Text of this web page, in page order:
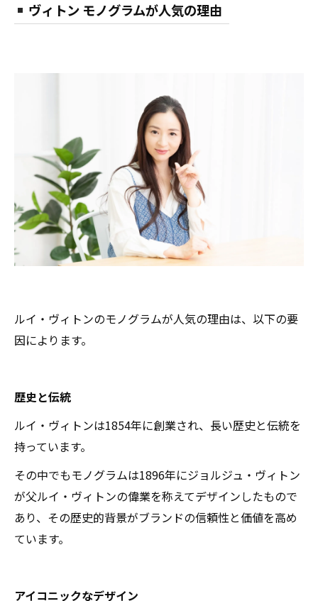
ヴィトン モノグラムが人気の理由
ルイ・ヴィトンのモノグラムが人気の理由は、以下の要
因によります。
歴史と伝統
ルイ・ヴィトンは1854年に創業され、長い歴史と伝統を
持っています。
その中でもモノグラムは1896年にジョルジュ・ヴィトン
が父ルイ・ヴィトンの偉業を称えてデザインしたもので
あり、その歴史的背景がブランドの信頼性と価値を高め
ています。
アイコニックなデザイン